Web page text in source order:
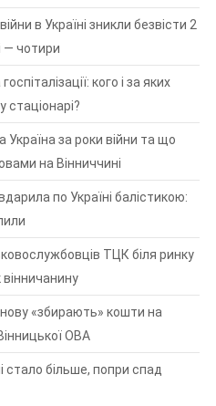
в Україні зникли безвісти 2
— чотири
кого і за яких
стаціонарі?
Україна за роки війни та що
на Вінниччині
по Україні балістикою:
ТЦК біля ринку
вінничанину
«збирають» кошти на
ОВА
стало більше, попри спад